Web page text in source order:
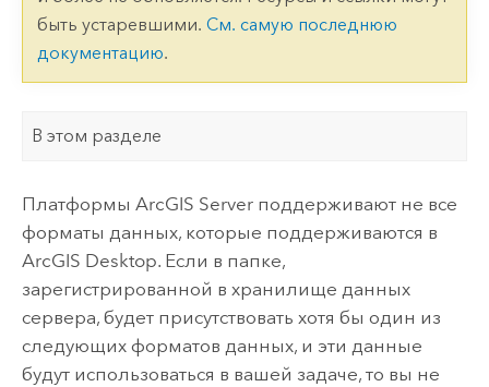
быть устаревшими. См. самую последнюю
документацию.
В этом разделе
Платформы ArcGIS Serverподдерживают не все
форматы данных, которые поддерживаются в
ArcGIS Desktop. Если в папке,
зарегистрированной в хранилище данных
сервера, будет присутствовать хотя бы один из
следующих форматов данных, и эти данные
будут использоваться в вашей задаче, то вы не